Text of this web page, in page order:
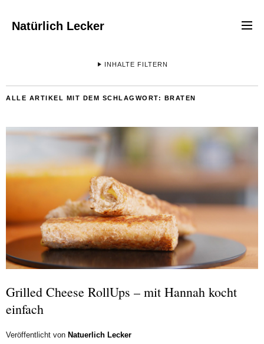
Natürlich Lecker
INHALTE FILTERN
ALLE ARTIKEL MIT DEM SCHLAGWORT: BRATEN
Grilled Cheese RollUps – mit Hannah kocht
einfach
Veröffentlicht von Natuerlich Lecker